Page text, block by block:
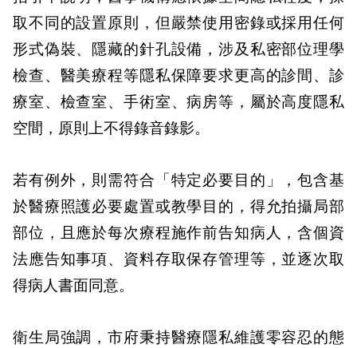
取不同的設置原則，但嚴禁使用密錄或採用任何
形式偽裝、隱藏的針孔設備，涉及私密部位理學
檢查、醫美療程等隱私保障要求更高的診間、診
療室、檢查室、手術室、病房等，屬於高度隱私
空間，原則上不得錄音錄影。
若有例外，則需符合「特定必要目的」，包含基
於醫療照護必要處置或教學目的，得允拍攝局部
部位，且應於每次療程施作前告知病人，含個資
法應告知事項、資料存取保存管理等，並逐次取
得病人書面同意。
衛生局強調，市府秉持醫療隱私維護零容忍的態